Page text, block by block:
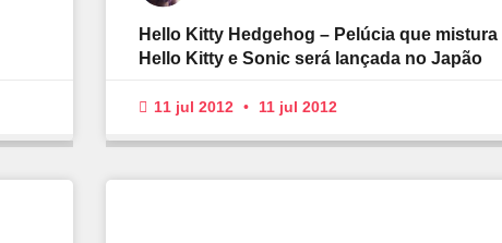
Hello Kitty Hedgehog – Pelúcia que mistura
Hello Kitty e Sonic será lançada no Japão
11 jul 2012 11 jul 2012